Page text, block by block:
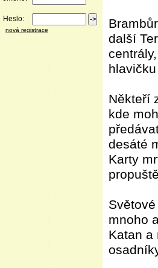
Heslo:
nová registrace
další
Někteří
kde
desáté
Karty
mnoho
Katan a